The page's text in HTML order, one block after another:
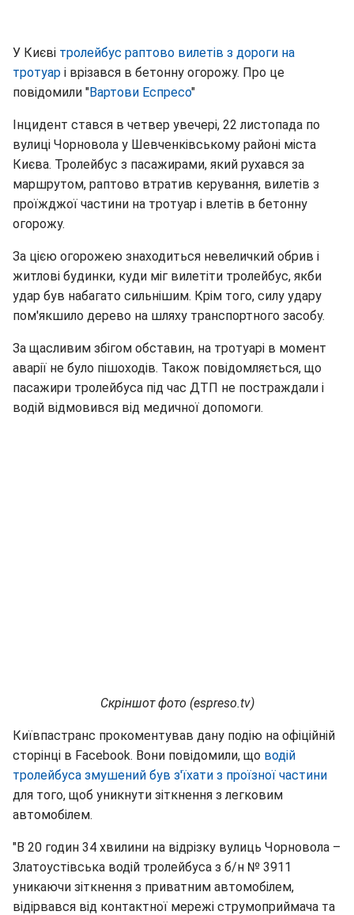
У Києві тролейбус раптово вилетів з дороги на
тротуар і врізався в бетонну огорожу. Про це
повідомили "Вартови Еспресо"
Інцидент стався в четвер увечері, 22 листопада по
вулиці Чорновола у Шевченківському районі міста
Києва. Тролейбус з пасажирами, який рухався за
маршрутом, раптово втратив керування, вилетів з
проїжджої частини на тротуар і влетів в бетонну
огорожу.
За цією огорожею знаходиться невеличкий обрив і
житлові будинки, куди міг вилетіти тролейбус, якби
удар був набагато сильнішим. Крім того, силу удару
пом'якшило дерево на шляху транспортного засобу.
За щасливим збігом обставин, на тротуарі в момент
аварії не було пішоходів. Також повідомляється, що
пасажири тролейбуса під час ДТП не постраждали і
водій відмовився від медичної допомоги.
Скріншот фото (espreso.tv)
Київпастранс прокоментував дану подію на офіційній
сторінці в Facebook. Вони повідомили, що водій
тролейбуса змушений був з'їхати з проїзної частини
для того, щоб уникнути зіткнення з легковим
автомобілем.
"В 20 годин 34 хвилини на відрізку вулиць Чорновола –
Златоустівська водій тролейбуса з б/н № 3911
уникаючи зіткнення з приватним автомобілем,
відірвався від контактної мережі струмоприймача та